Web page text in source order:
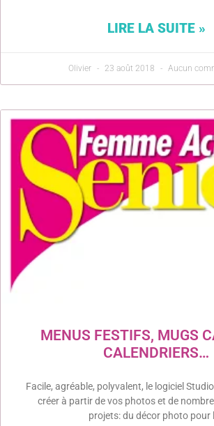
LIRE LA SUITE »
Olivier 23 août 2018 Aucun
MENUS FESTIFS, MUGS
CALENDRIERS…
Facile, agréable, polyvalent, le logiciel
créer à partir de vos photos et de
projets: du décor photo pour